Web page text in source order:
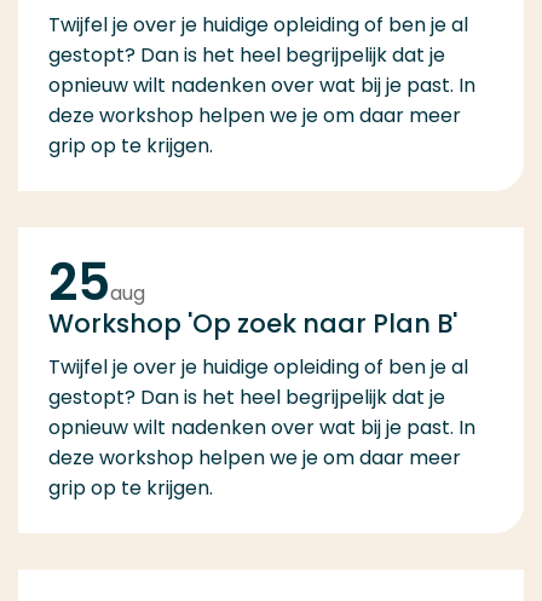
Twijfel je over je huidige opleiding of ben je al
gestopt? Dan is het heel begrijpelijk dat je
opnieuw wilt nadenken over wat bij je past. In
deze workshop helpen we je om daar meer
grip op te krijgen.
Workshop 'Op zoek naar Plan B'
Twijfel je over je huidige opleiding of ben je al
gestopt? Dan is het heel begrijpelijk dat je
opnieuw wilt nadenken over wat bij je past. In
deze workshop helpen we je om daar meer
grip op te krijgen.
25aug